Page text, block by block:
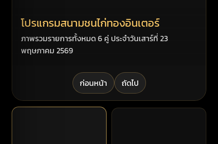
โปรแกรมสนามชนไก่ทองอินเตอร์
ภาพรวมรายการทั้งหมด 6 คู่ ประจำวันเสาร์ที่ 23
พฤษภาคม 2569
ก่อนหน้า ถัดไป